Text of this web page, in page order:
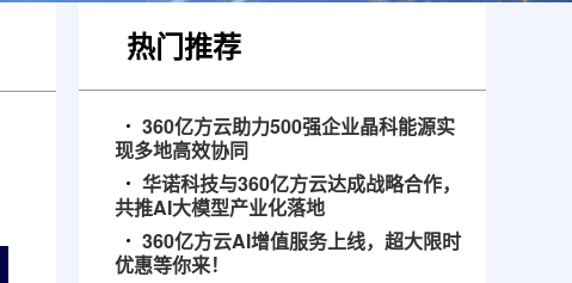
热门推荐
360亿方云助力500强企业晶科能源实
现多地高效协同
华诺科技与360亿方云达成战略合作，
共推AI大模型产业化落地
360亿方云AI增值服务上线，超大限时
优惠等你来！